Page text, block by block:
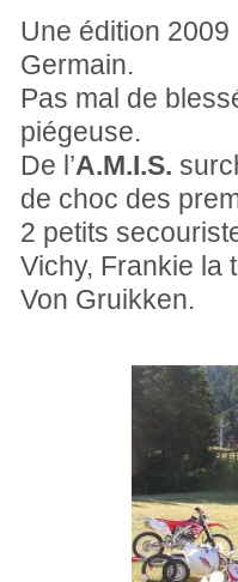
Une édition
Germain.
Pas mal de
piégeuse.
De l’A.M.I.S.
de choc des
2 petits
Vichy, Frankie la
Von Gruikken.